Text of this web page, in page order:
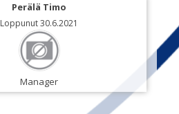
Perälä Timo
Loppunut 30.6.2021
Manager